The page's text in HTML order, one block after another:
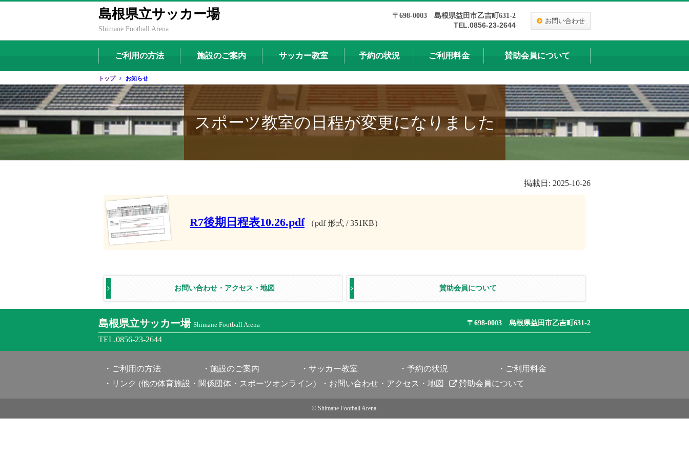
島根県立サッカー場
Shimane Football Arena
〒698-0003 島根県益田市乙吉町631-2
TEL.0856-23-2644
お問い合わせ
ご利用の方法 施設のご案内 サッカー教室 予約の状況 ご利用料金 賛助会員について
トップ お知らせ
スポーツ教室の日程が変更になりました
掲載日: 2025-10-26
R7後期日程表10.26.pdf （pdf 形式 / 351KB）
お問い合わせ・アクセス・地図 賛助会員について
島根県立サッカー場 Shimane Football Arena 〒698-0003 島根県益田市乙吉町631-2
TEL.0856-23-2644
ご利用の方法 施設のご案内 サッカー教室 予約の状況
ご利用料金
リンク (他の体育施設・関係団体・スポーツオンライン)
お問い合わせ・アクセス・地図 賛助会員について
© Shimane Football Arena.